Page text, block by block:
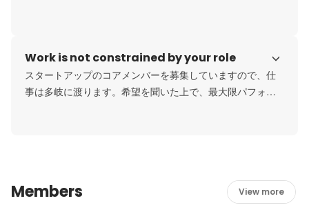
個人の人生のあり方をとても重要視した考えを持っていま
Work is not constrained by your role
スタートアップのコアメンバーを募集していますので、仕
事は多岐に渡ります。希望を聞いた上で、最大限パフォー
Members View more